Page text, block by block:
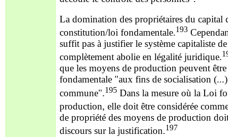
La domination des propriétaires du capital
constitution/loi fondamentale.193
suffit pas à justifier le système capitaliste
complètement abolie en légalité juridique.
que les moyens de production peuvent être
fondamentale "aux fins de socialisation
commune".195 Dans la mesure où la Loi
production, elle doit être considérée
de propriété des moyens de production
discours sur la justification.197